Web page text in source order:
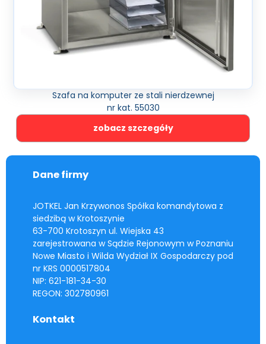
Szafa na komputer ze stali nierdzewnej
nr kat. 55030
zobacz szczegóły
Dane firmy
JOTKEL Jan Krzywonos Spółka komandytowa z
siedzibą w Krotoszynie
63-700 Krotoszyn ul. Wiejska 43
zarejestrowana w Sądzie Rejonowym w Poznaniu
Nowe Miasto i Wilda Wydział IX Gospodarczy pod
nr KRS 0000517804
NIP: 621-181-34-30
REGON: 302780961
Kontakt